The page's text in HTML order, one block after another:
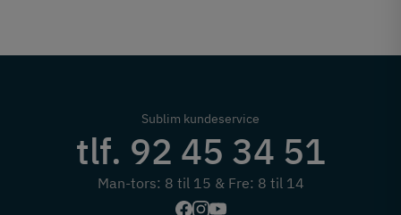
Sublim kundeservice
tlf. 92 45 34 51
Man-tors: 8 til 15 & Fre: 8 til 14